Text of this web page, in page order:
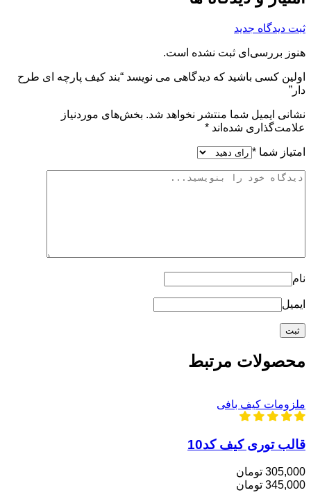
ثبت دیدگاه جدید
هنوز بررسی‌ای ثبت نشده است.
اولین کسی باشید که دیدگاهی می نویسد “بند کیف پارچه ای طرح
دار”
نشانی ایمیل شما منتشر نخواهد شد. بخش‌های موردنیاز
علامت‌گذاری شده‌اند *
امتیاز شما *
نام
ایمیل
محصولات مرتبط
ملزومات کیف بافی
قالب توری کیف کد10
305,000 تومان
345,000 تومان